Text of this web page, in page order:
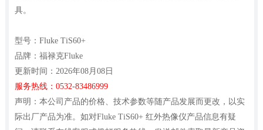
具。
型号：Fluke TiS60+
品牌：福禄克Fluke
更新时间：2026年08月08日
服务热线：0532-83486999
声明：本公司产品的价格、技术参数等随产品发展而更改，以实
际出厂产品为准。如对Fluke TiS60+ 红外热像仪产品信息有疑